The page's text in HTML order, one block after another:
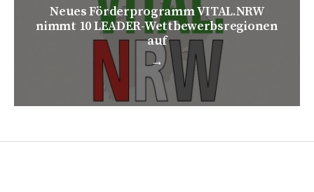
→
Neues Förderprogramm VITAL.NRW
nimmt 10 LEADER-Wettbewerbsregionen
auf